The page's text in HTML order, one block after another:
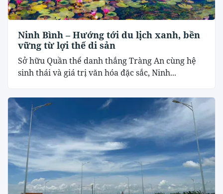
Ninh Bình – Hướng tới du lịch xanh, bền
vững từ lợi thế di sản
Sở hữu Quần thể danh thắng Tràng An cùng hệ
sinh thái và giá trị văn hóa đặc sắc, Ninh...